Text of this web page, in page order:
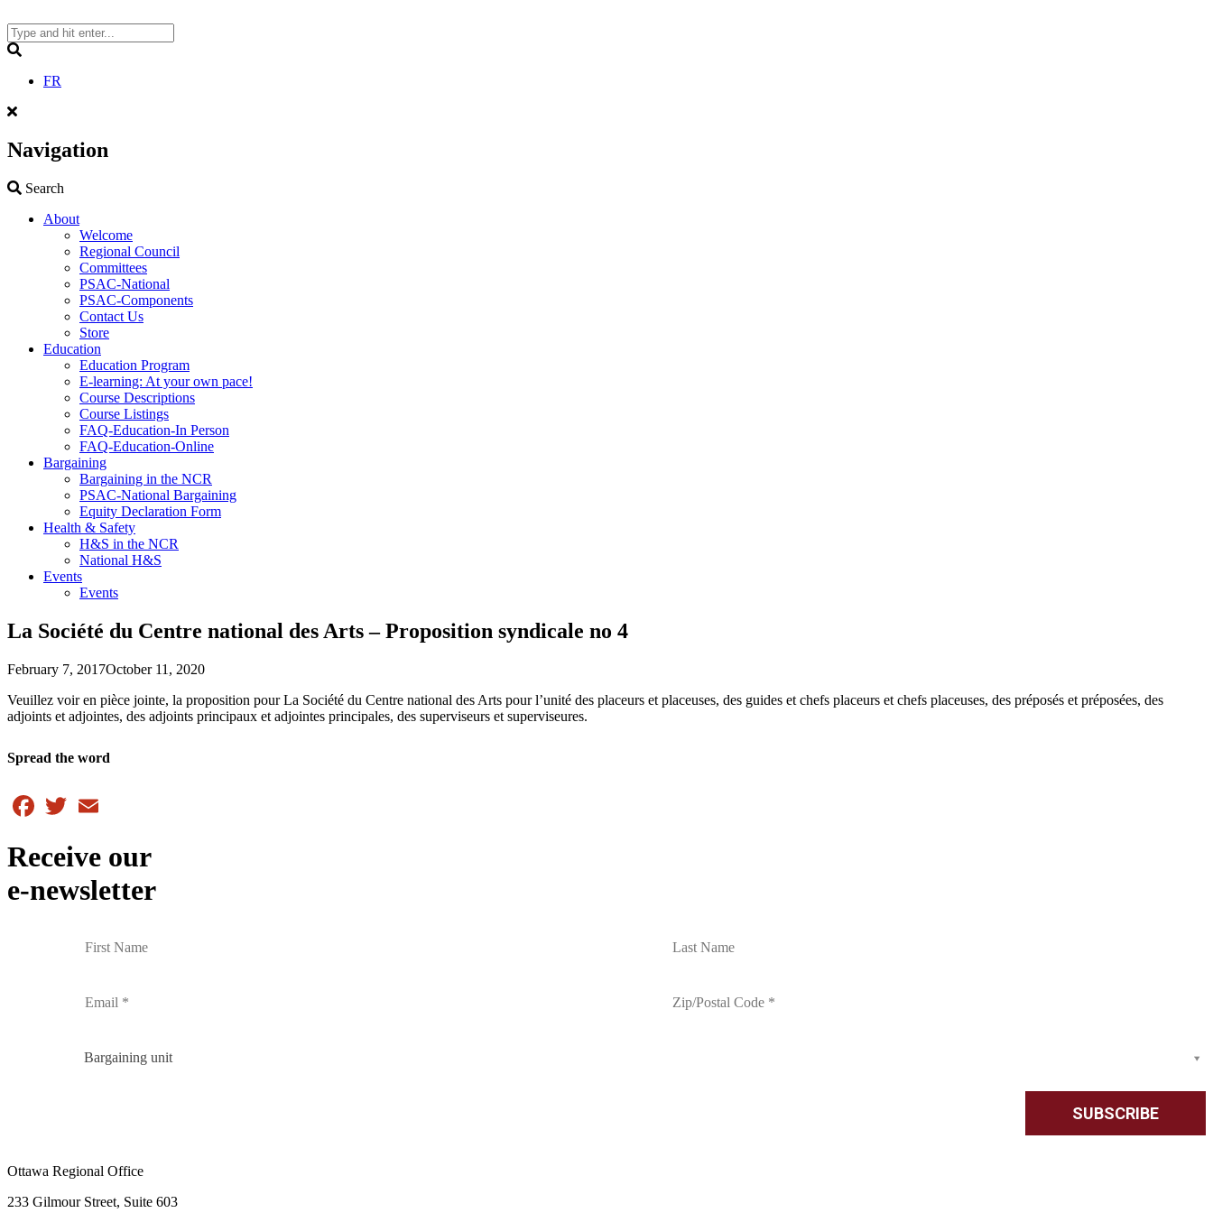
to
content
FR
Navigation
Search
About
Welcome
Regional Council
Committees
PSAC-National
PSAC-Components
Contact Us
Store
Education
Education Program
E-learning: At your own pace!
Course Descriptions
Course Listings
FAQ-Education-In Person
FAQ-Education-Online
Bargaining
Bargaining in the NCR
PSAC-National Bargaining
Equity Declaration Form
Health & Safety
H&S in the NCR
National H&S
Events
Events
La Société du Centre national des Arts – Proposition syndicale no 4
February 7, 2017October 11, 2020
Veuillez voir en pièce jointe, la proposition pour La Société du Centre national des Arts pour l’unité des placeurs et placeuses, des guides et chefs placeurs et chefs placeuses, des préposés et préposées, des
adjoints et adjointes, des adjoints principaux et adjointes principales, des superviseurs et superviseures.
Spread the word
Facebook
Twitter
Receive our
e-newsletter
Bargaining unit
Ottawa Regional Office
233 Gilmour Street, Suite 603